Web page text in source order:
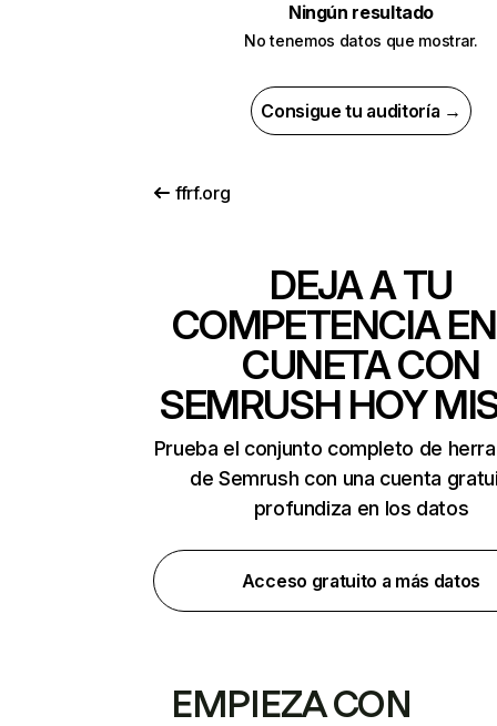
Ningún resultado
No tenemos datos que mostrar.
Consigue tu auditoría →
ffrf.org
DEJA A TU
COMPETENCIA
CUNETA CON
SEMRUSH HOY
Prueba el conjunto completo de
de Semrush con una cuenta
profundiza en los datos
Acceso gratuito a más datos
EMPIEZA CON